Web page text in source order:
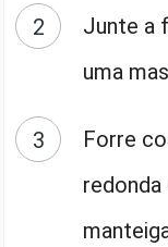
Junte a
uma
Forre